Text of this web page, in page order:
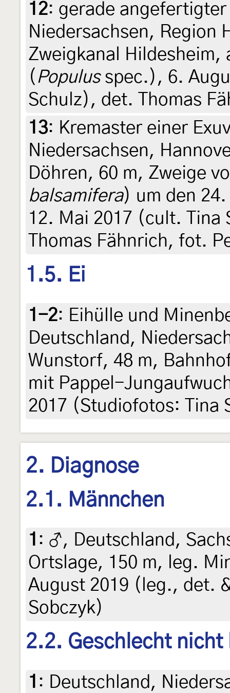
12: gerade
Niedersachsen, Region
Zweigkanal Hildesheim,
( Populusspec.), 6.
Schulz), det. Thomas
13: Kremaster einer
Niedersachsen,
Döhren, 60 m, Zweige
balsamifera) um den
12. Mai 2017 (cult. Tina
Thomas Fähnrich, fot.
1.5. Ei
1-2: Eihülle und
Deutschland,
Wunstorf, 48 m,
mit Pappel-
2017 (Studiofotos: Tina
2. Diagnose
2.1. Männchen
1 : ♂, Deutschland,
Ortslage, 150 m, leg.
August 2019 (leg., det.
Sobczyk)
2.2. Geschlecht nicht
1 : Deutschland,